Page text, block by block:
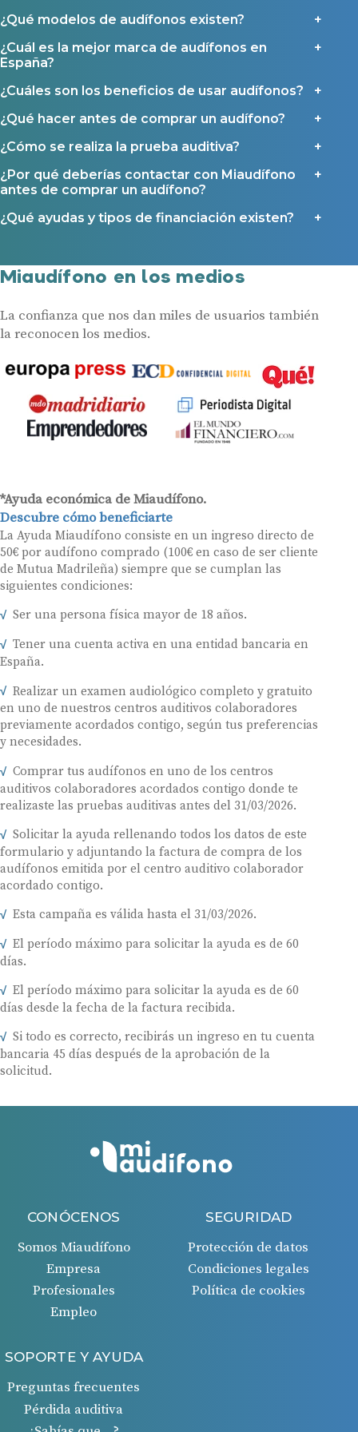
¿Qué modelos de audífonos existen?
¿Cuál es la mejor marca de audífonos en
España?
¿Cuáles son los beneficios de usar audífonos?
¿Qué hacer antes de comprar un audífono?
¿Cómo se realiza la prueba auditiva?
¿Por qué deberías contactar con Miaudífono
antes de comprar un audífono?
¿Qué ayudas y tipos de financiación existen?
Miaudífono en los medios
La confianza que nos dan miles de usuarios también
la reconocen los medios.
*Ayuda económica de Miaudífono.
Descubre cómo beneficiarte
La Ayuda Miaudífono consiste en un ingreso directo de
50€ por audífono comprado (100€ en caso de ser cliente
de Mutua Madrileña) siempre que se cumplan las
siguientes condiciones:
Ser una persona física mayor de 18 años.
Tener una cuenta activa en una entidad bancaria en
España.
Realizar un examen audiológico completo y gratuito
en uno de nuestros centros auditivos colaboradores
previamente acordados contigo, según tus preferencias
y necesidades.
Comprar tus audífonos en uno de los centros
auditivos colaboradores acordados contigo donde te
realizaste las pruebas auditivas antes del 31/03/2026.
Solicitar la ayuda rellenando todos los datos de este
formulario y adjuntando la factura de compra de los
audífonos emitida por el centro auditivo colaborador
acordado contigo.
Esta campaña es válida hasta el 31/03/2026.
El período máximo para solicitar la ayuda es de 60
días.
El período máximo para solicitar la ayuda es de 60
días desde la fecha de la factura recibida.
Si todo es correcto, recibirás un ingreso en tu cuenta
bancaria 45 días después de la aprobación de la
solicitud.
CONÓCENOS
Somos Miaudífono
Empresa
Profesionales
Empleo
SEGURIDAD
Protección de datos
Condiciones legales
Política de cookies
SOPORTE Y AYUDA
Preguntas frecuentes
Pérdida auditiva